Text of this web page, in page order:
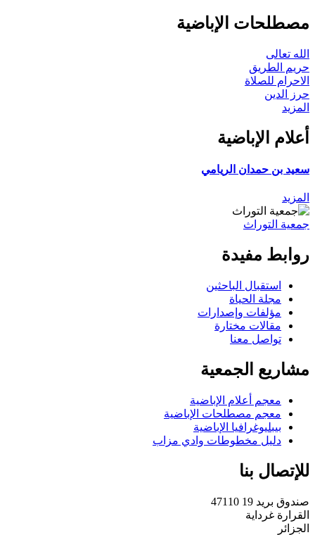
مصطلحات الإباضية
الله تعالى
حريم الطريق
الاحرام للصلاة
حرز الدين
المزيد
أعلام الإباضية
سعيد بن حمدان الريامي
المزيد
جمعية التوراث
روابط مفيدة
استقبال الباحثين
مجلة الحياة
مؤلفات وإصدارات
مقالات مختارة
تواصل معنا
مشاريع الجمعية
معجم أعلام الإباضية
معجم مصطلحات الإباضية
بيبليوغرافيا الإباضية
دليل مخطوطات وادي مزاب
للإتصال بنا
صندوق بريد 19 47110
القرارة غرداية
الجزائر